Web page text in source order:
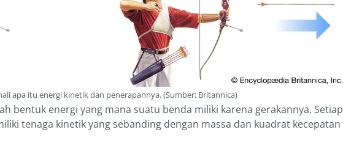
apa itu energi kinetik dan penerapannya. (Sumber: Britannica)
bentuk energi yang mana suatu benda miliki karena gerakannya. Setiap
tenaga kinetik yang sebanding dengan massa dan kuadrat kecepatan